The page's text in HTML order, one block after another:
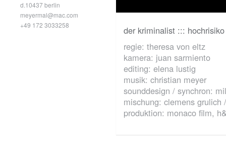
d.10437 berlin
meyermal@mac.com
+49 172 3033258
der kriminalist ::: hochrisiko
regie: theresa von eltz
kamera: juan sarmiento
editing: elena lustig
musik: christian meyer
sounddesign / synchron:
mischung: clemens grulich
produktion: monaco film,